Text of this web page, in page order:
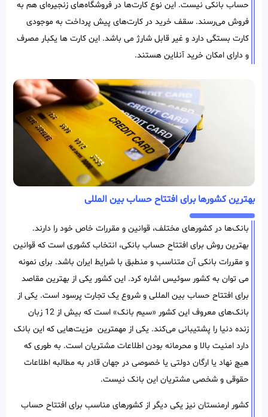
حساب بانکی نیست. این نوع کارت‌ها در فروشگاه‌های زنجیره‌ای هم به
فروش می‌رسند. سقف خرید در کارت‌های پیش پرداخت به موجودی
کارت بستگی دارد و غیر قابل شارژ می باشد. این کارت ها یکبار مصرف
و دارای امکان خرید آنلاین هستند.
بهترین کشورها برای افتتاح حساب بین المللی
بانک‌ها در کشور‌های مختلف، قوانین و مقررات خاص خود را دارند.
بهترین روش برای افتتاح حساب بانکی، انتخاب کشوری است که قوانین
و مقررات بانکی آن متناسب و منطبق با شرایط ایران باشد. برای نمونه
می توان به کشور سوئیس اشاره کرد. این کشور یکی از بهترین مقاصد
برای افتتاح حساب بین المللی و شروع یک تجارت پرسود است. یکی از
بانک‌های معروف این کشور «سیم بانک» است که بیش از 12 زبان
زنده دنیا را پشتیبانی می‌کند. یکی از مهمترین مزیت‌هایی که این بانک
دارد امنیت بالا و محرمانه بودن اطلاعات مشتریان است. به طوری که
هیچ نهاد یا ارگان دولتی یا خصوصی در جهان قادر به مطالبه اطلاعات
حقوقی و شخصی مشتریان این بانک نیست.
کشور ارمنستان نیز یکی دیگر از کشور‌های مناسب برای افتتاح حساب